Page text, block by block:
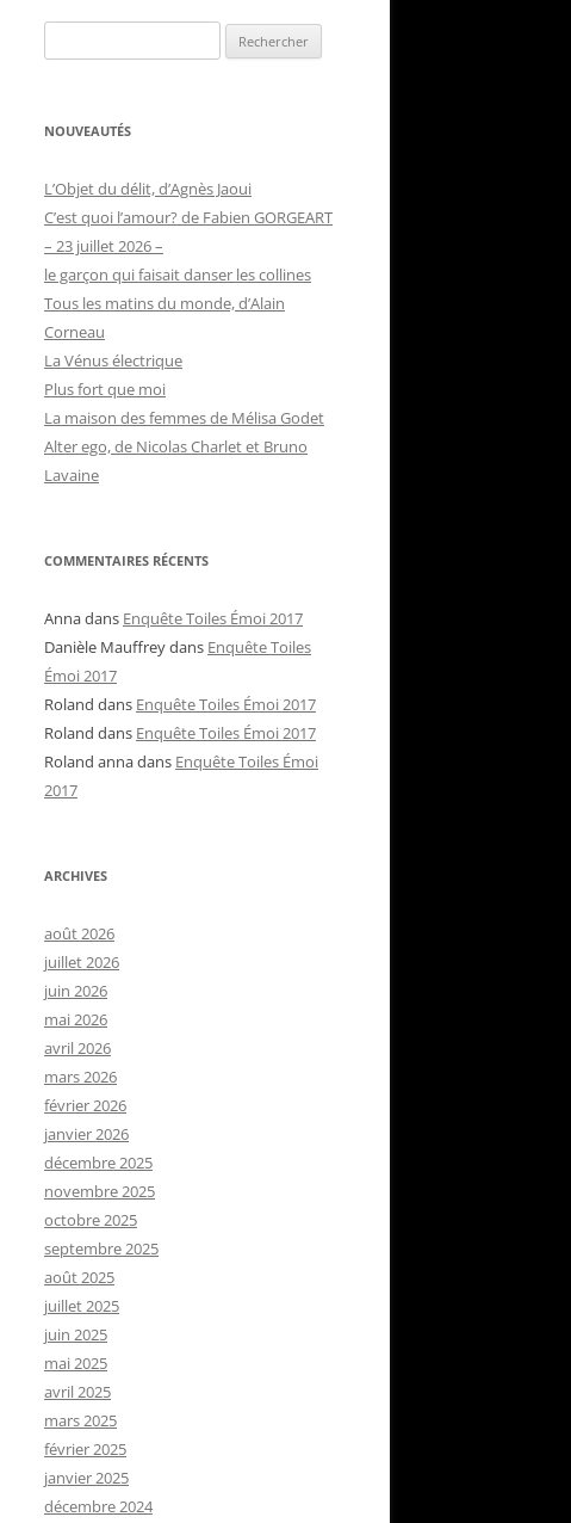
NOUVEAUTÉS
L’Objet du délit, d’Agnès Jaoui
C’est quoi l’amour? de Fabien GORGEART
– 23 juillet 2026 –
le garçon qui faisait danser les collines
Tous les matins du monde, d’Alain
Corneau
La Vénus électrique
Plus fort que moi
La maison des femmes de Mélisa Godet
Alter ego, de Nicolas Charlet et Bruno
Lavaine
COMMENTAIRES RÉCENTS
Annadans Enquête Toiles Émoi 2017
Danièle Mauffreydans Enquête Toiles
Émoi 2017
Roland dans Enquête Toiles Émoi 2017
Roland dans Enquête Toiles Émoi 2017
Roland annadans Enquête Toiles Émoi
2017
ARCHIVES
août 2026
juillet 2026
juin 2026
mai 2026
avril 2026
mars 2026
février 2026
janvier 2026
décembre 2025
novembre 2025
octobre 2025
septembre 2025
août 2025
juillet 2025
juin 2025
mai 2025
avril 2025
mars 2025
février 2025
janvier 2025
décembre 2024